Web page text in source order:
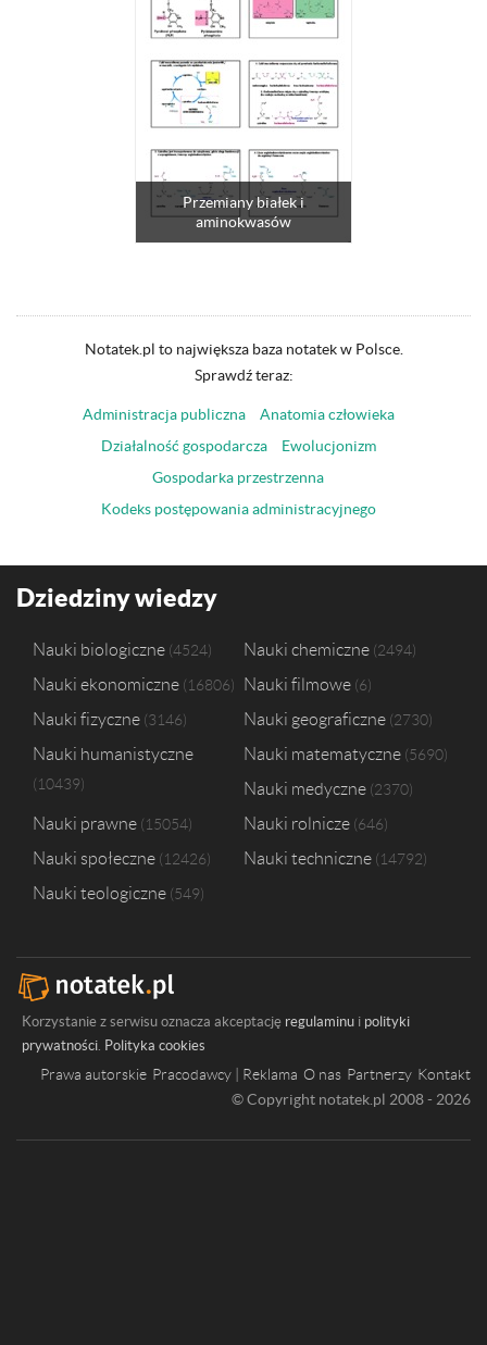
Przemiany białek i
aminokwasów
Notatek.pl to największa baza notatek w Polsce.
Sprawdź teraz:
Administracja publiczna
Anatomia człowieka
Działalność gospodarcza
Ewolucjonizm
Gospodarka przestrzenna
Kodeks postępowania administracyjnego
Dziedziny wiedzy
Nauki biologiczne 4524 Nauki chemiczne 2494
Nauki ekonomiczne 16806 Nauki filmowe 6
Nauki fizyczne 3146 Nauki geograficzne 2730
Nauki humanistyczne
10439
Nauki matematyczne 5690
Nauki medyczne 2370
Nauki prawne 15054 Nauki rolnicze 646
Nauki społeczne 12426 Nauki techniczne 14792
Nauki teologiczne 549
Korzystanie z serwisu oznacza akceptację regulaminu i polityki
prywatności. Polityka cookies
Prawa autorskie Pracodawcy | Reklama O nas Partnerzy Kontakt
© Copyright notatek.pl 2008 - 2026